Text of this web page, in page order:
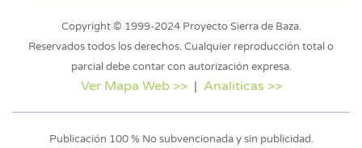
Copyright © 1999-2024 Proyecto Sierra de Baza.
Reservados todos los derechos. Cualquier reproducción total o
parcial debe contar con autorización expresa.
Ver Mapa Web >>| Analiticas >>
Publicación 100 % No subvencionada y sin publicidad.